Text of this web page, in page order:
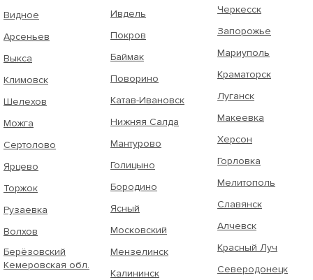
Видное
Арсеньев
Выкса
Климовск
Шелехов
Можга
Сертолово
Ярцево
Торжок
Рузаевка
Волхов
Берёзовский
Кемеровская обл.
Ивдель
Покров
Баймак
Поворино
Катав-Ивановск
Нижняя Салда
Мантурово
Голицыно
Бородино
Ясный
Московский
Мензелинск
Калининск
Черкесск
Запорожье
Мариуполь
Краматорск
Луганск
Макеевка
Херсон
Горловка
Мелитополь
Славянск
Алчевск
Красный Луч
Северодонецк